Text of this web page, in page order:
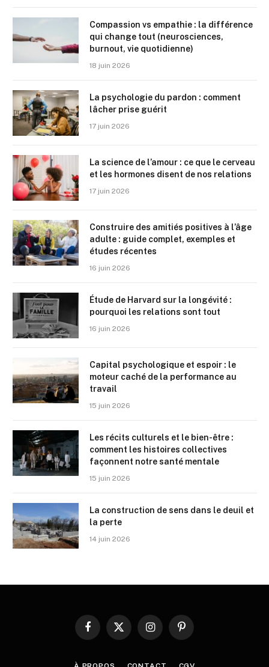
Compassion vs empathie : la différence
qui change tout (neurosciences,
burnout, vie quotidienne)
18 juin 2026
La psychologie du pardon : comment
lâcher prise guérit
17 juin 2026
La science de l’amour : ce que le cerveau
et les hormones disent de nos relations
17 juin 2026
Construire des amitiés positives à l’âge
adulte : guide complet, exemples et
études récentes
16 juin 2026
Étude de Harvard sur la longévité :
pourquoi les relations sont tout
16 juin 2026
Capital psychologique et espoir : le
moteur caché de la performance au
travail
15 juin 2026
Les récits culturels et le bien-être :
comment les histoires collectives
façonnent notre santé mentale
15 juin 2026
La construction de sens dans le deuil et
la perte
14 juin 2026
Facebook
X
InstagramPinterest